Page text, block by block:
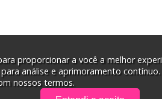
proporcionar a você a melhor
análise e aprimoramento
nossos termos.